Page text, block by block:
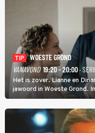
TIP
WOESTE GROND
VANAVOND 19:20 - 20:00·
Het is zover. Lianne en
jawoord in Woeste Grond.
eerste seizoen kwam
is ze inmiddels helemaal op